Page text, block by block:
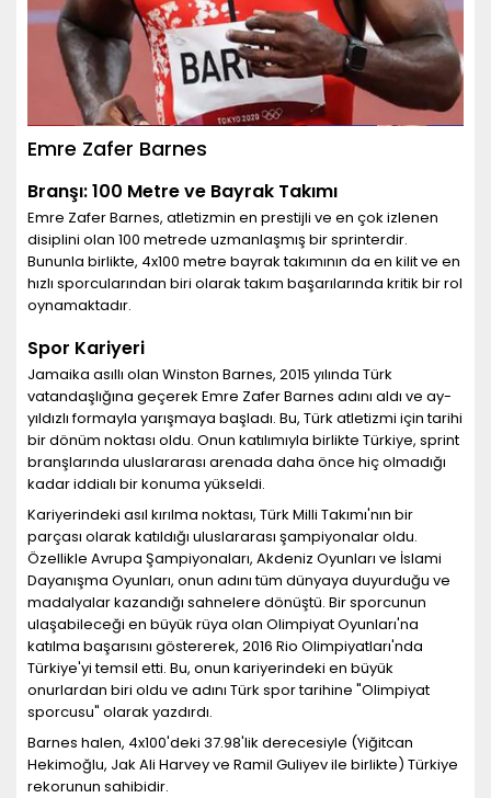
Emre Zafer Barnes
Branşı: 100 Metre ve Bayrak Takımı
Emre Zafer Barnes, atletizmin en prestijli ve en çok izlenen
disiplini olan 100 metrede uzmanlaşmış bir sprinterdir.
Bununla birlikte, 4x100 metre bayrak takımının da en kilit ve en
hızlı sporcularından biri olarak takım başarılarında kritik bir rol
oynamaktadır.
Spor Kariyeri
Jamaika asıllı olan Winston Barnes, 2015 yılında Türk
vatandaşlığına geçerek Emre Zafer Barnes adını aldı ve ay-
yıldızlı formayla yarışmaya başladı. Bu, Türk atletizmi için tarihi
bir dönüm noktası oldu. Onun katılımıyla birlikte Türkiye, sprint
branşlarında uluslararası arenada daha önce hiç olmadığı
kadar iddialı bir konuma yükseldi.
Kariyerindeki asıl kırılma noktası, Türk Milli Takımı'nın bir
parçası olarak katıldığı uluslararası şampiyonalar oldu.
Özellikle Avrupa Şampiyonaları, Akdeniz Oyunları ve İslami
Dayanışma Oyunları, onun adını tüm dünyaya duyurduğu ve
madalyalar kazandığı sahnelere dönüştü. Bir sporcunun
ulaşabileceği en büyük rüya olan Olimpiyat Oyunları'na
katılma başarısını göstererek, 2016 Rio Olimpiyatları'nda
Türkiye'yi temsil etti. Bu, onun kariyerindeki en büyük
onurlardan biri oldu ve adını Türk spor tarihine "Olimpiyat
sporcusu" olarak yazdırdı.
Barnes halen, 4x100'deki 37.98'lik derecesiyle (Yiğitcan
Hekimoğlu, Jak Ali Harvey ve Ramil Guliyev ile birlikte) Türkiye
rekorunun sahibidir.